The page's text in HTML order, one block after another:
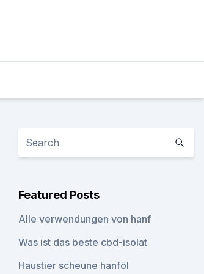
Featured Posts
Alle verwendungen von hanf
Was ist das beste cbd-isolat
Haustier scheune hanföl